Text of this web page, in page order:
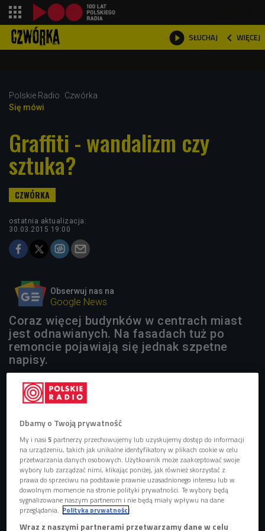
 SŁUCHAJ  WIĘCEJ

Polskie Radio
Czwórka
Się mówi
Graffiti - wandalizm czy
sztuka?
ostatnia aktualizacja:
30.03.2015 19:00
Obserwuj nas na
Google News
Coraz więcej budynków w centrach miast
jest odnawianych. Na fasadach tuż po
remoncie pojawiają się jednak szpetne
napisy.
Dbamy o Twoją prywatność
My i nasi5 partnerzy przechowujemy lub uzyskujemy dostęp do informacji
na urządzeniu, takich jak unikalne identyfikatory w plikach cookie w celu
przetwarzania danych osobowych. Użytkownik może zaakceptować swoje
wybory lub zarządzać nimi, klikając poniżej, jak również skorzystać z
prawa do sprzeciwu na podstawie prawnie uzasadnionego interesu lub w
dowolnym momencie na stronie polityki prywatności. Te wybory będą
sygnalizowane naszym partnerom i nie będą miały wpływu na dane
przeglądania. Polityka prywatności
Wraz z naszymi partnerami przetwarzamy dane w celu